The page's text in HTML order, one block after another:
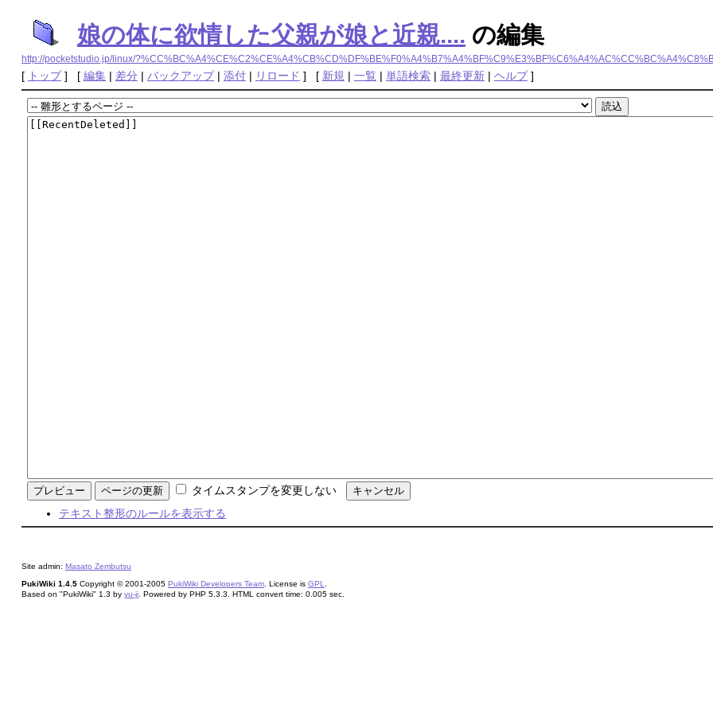
娘の体に欲情した父親が娘と近親.... の編集
http://pocketstudio.jp/linux/
[ トップ] [ 編集| 差分 | バックアップ| 添付| リロード ] [ 新規 | 一覧 | 単語検索| 最終更新| ヘルプ]
タイムスタンプを変更しない
テキスト整形のルールを表示する
Site admin: Masato Zembutsu
PukiWiki 1.4.5Copyright © 2001-2005 PukiWiki Developers Team. License is GPL.
Based on "PukiWiki" 1.3 by yu-ji. Powered by PHP 5.3.3. HTML convert time: 0.005 sec.